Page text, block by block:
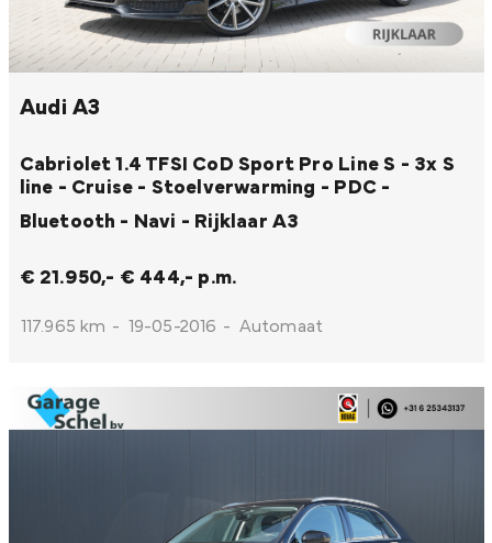
Audi A3
Cabriolet 1.4 TFSI CoD Sport Pro Line S - 3x S
line - Cruise - Stoelverwarming - PDC -
Bluetooth - Navi - RijklaarA3
€ 21.950,- € 444,- p.m.
117.965 km - 19-05-2016 - Automaat